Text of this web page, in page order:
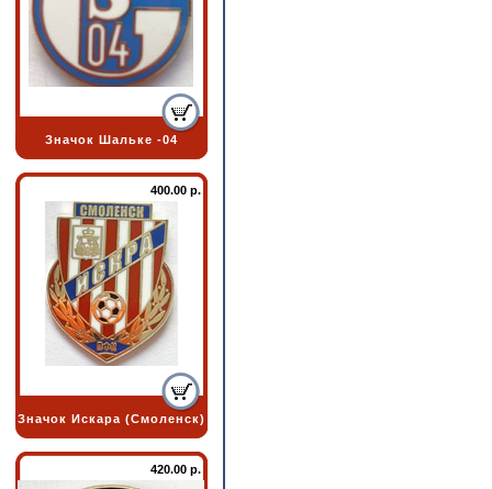
Значок Шальке -04
400.00 р.
Значок Искара (Смоленск)
420.00 р.